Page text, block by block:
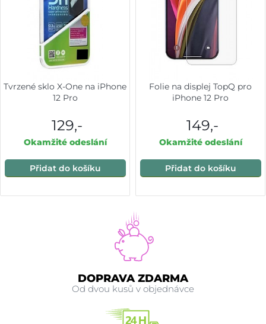
Tvrzené sklo X-One na iPhone
12 Pro
129,-
Okamžité odeslání
Přidat do košíku
Folie na displej TopQ pro
iPhone 12 Pro
149,-
Okamžité odeslání
Přidat do košíku
DOPRAVA ZDARMA
Od dvou kusů v objednávce